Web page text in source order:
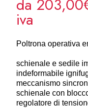
da
iva
Poltrona operativa
schienale e sedile
indeformabile
meccanismo
schienale con
regolatore di